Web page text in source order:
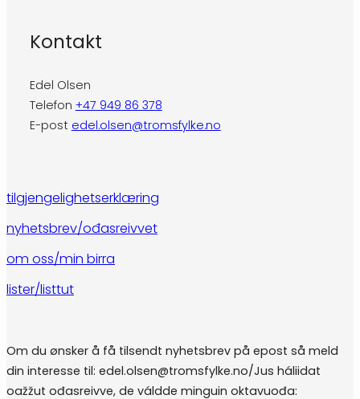
Kontakt
Edel Olsen
Telefon +47 949 86 378
E-post edel.olsen@tromsfylke.no
tilgjengelighetserklæring
nyhetsbrev/ođasreivvet
om oss/min birra
lister/listtut
Om du ønsker å få tilsendt nyhetsbrev på epost så meld
din interesse til: edel.olsen@tromsfylke.no/Jus háliidat
oažžut ođasreivve, de váldde minguin oktavuođa: